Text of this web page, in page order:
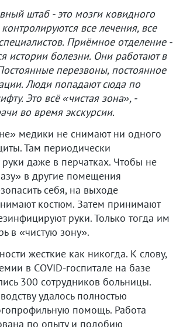
штаб - это мозги ковидного
контролируются все лечения, все
Приёмное отделение -
истории болезни. Они работают в
перезвоны, постоянное
Люди попадают сюда по
Это всё «чистая зона», -
во время экскурсии.
медики не снимают ни одного
Там периодически
даже в перчатках. Чтобы не
в другие помещения
себя, на выходе
костюм. Затем принимают
руки. Только тогда им
в «чистую зону».
жесткие как никогда. К слову,
в COVID-госпитале на базе
300 сотрудников больницы.
удалось полностью
помощь. Работа
по опыту и подобию